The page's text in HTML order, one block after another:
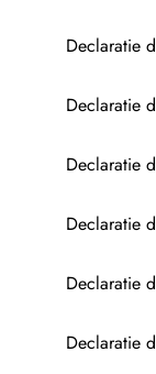
Declaratie
Declaratie
Declaratie
Declaratie
Declaratie
Declaratie